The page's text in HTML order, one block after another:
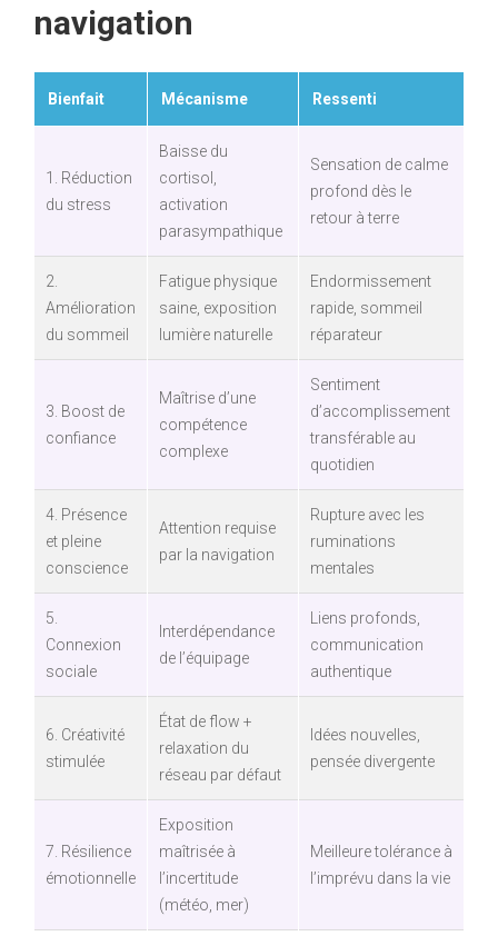
navigation
Bienfait Mécanisme Ressenti
1. Réduction
du stress
Baisse du
cortisol,
activation
parasympathique
Sensation de calme
profond dès le
retour à terre
2.
Amélioration
du sommeil
Fatigue physique
saine, exposition
lumière naturelle
Endormissement
rapide, sommeil
réparateur
3. Boost de
confiance
Maîtrise d’une
compétence
complexe
Sentiment
d’accomplissement
transférable au
quotidien
4. Présence
et pleine
conscience
Attention requise
par la navigation
Rupture avec les
ruminations
mentales
5.
Connexion
sociale
Interdépendance
de l’équipage
Liens profonds,
communication
authentique
6. Créativité
stimulée
État de flow +
relaxation du
réseau par défaut
Idées nouvelles,
pensée divergente
7. Résilience
émotionnelle
Exposition
maîtrisée à
l’incertitude
(météo, mer)
Meilleure tolérance à
l’imprévu dans la vie